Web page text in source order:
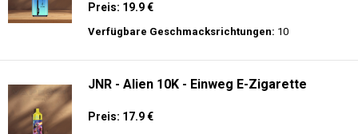
Preis: 19.9 €
Verfügbare Geschmacksrichtungen: 10
JNR - Alien 10K - Einweg E-Zigarette
Preis: 17.9 €